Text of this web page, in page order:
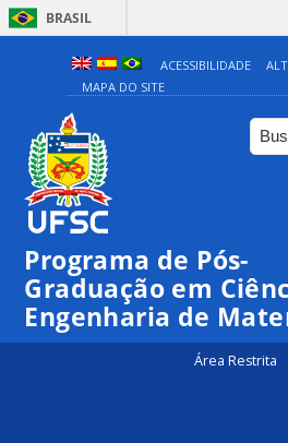
BRASIL
ACESSIBILIDADE
MAPA DO SITE
Programa de Pós-
Graduação em
Engenharia de
Área Restrita